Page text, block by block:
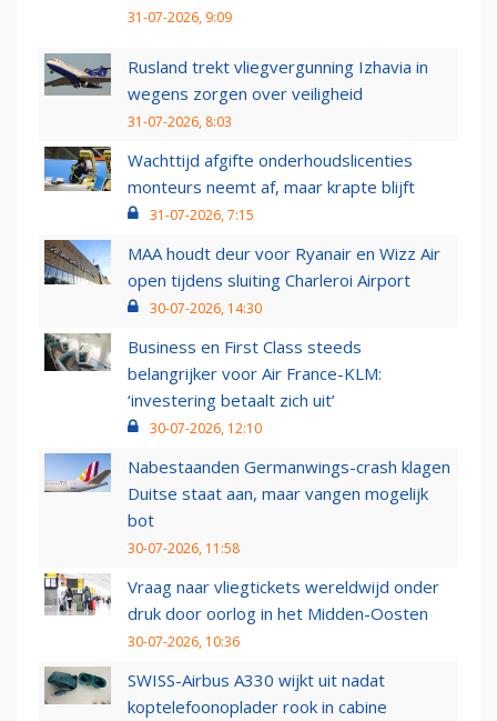
31-07-2026, 9:09
Rusland trekt vliegvergunning Izhavia in
wegens zorgen over veiligheid
31-07-2026, 8:03
Wachttijd afgifte onderhoudslicenties
monteurs neemt af, maar krapte blijft
31-07-2026, 7:15
MAA houdt deur voor Ryanair en Wizz Air
open tijdens sluiting Charleroi Airport
30-07-2026, 14:30
Business en First Class steeds
belangrijker voor Air France-KLM:
‘investering betaalt zich uit’
30-07-2026, 12:10
Nabestaanden Germanwings-crash klagen
Duitse staat aan, maar vangen mogelijk
bot
30-07-2026, 11:58
Vraag naar vliegtickets wereldwijd onder
druk door oorlog in het Midden-Oosten
30-07-2026, 10:36
SWISS-Airbus A330 wijkt uit nadat
koptelefoonoplader rook in cabine